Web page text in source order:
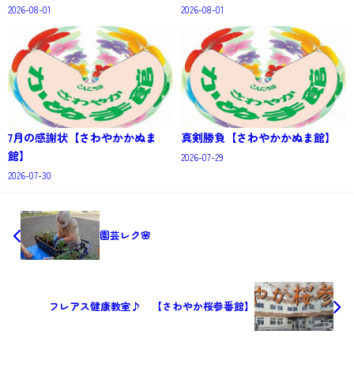
2026-08-01 2026-08-01
7月の感謝状【さわやかかぬま
館】
2026-07-30
真剣勝負【さわやかかぬま館】
2026-07-29
園芸レク🌸
フレアス健康教室♪ 【さわやか桜参番館】